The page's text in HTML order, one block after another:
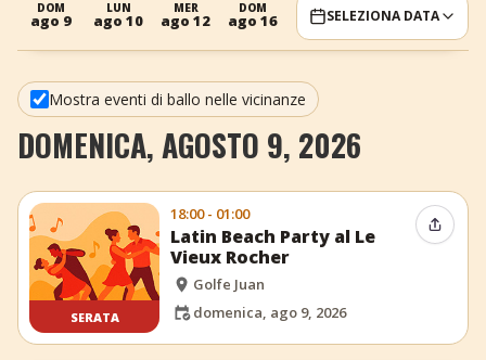
+ Aggiungi evento
DOM
ago 9
LUN
ago 10
MER
ago 12
DOM
ago 16
LUN
ago 17 ago 19
SELEZIONA DATA
Mostra eventi di ballo nelle vicinanze
DOMENICA, AGOSTO 9, 2026
SERATA
18:00 - 01:00
Latin Beach Party al Le
Vieux Rocher
Golfe Juan
domenica, ago 9, 2026